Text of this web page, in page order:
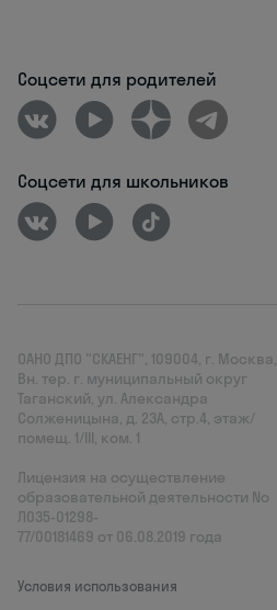
Соцсети для родителей
Соцсети для школьников
ОАНО ДПО "СКАЕНГ", 109004, г. Москва,
Вн. тер. г. муниципальный округ
Таганский, ул. Александра
Солженицына, д. 23А, стр.4, этаж/
помещ. 1/III, ком. 1
Лицензия на осуществление
образовательной деятельности No
Л035‑01298-
77/00181469 от 06.08.2019 года
Условия использования